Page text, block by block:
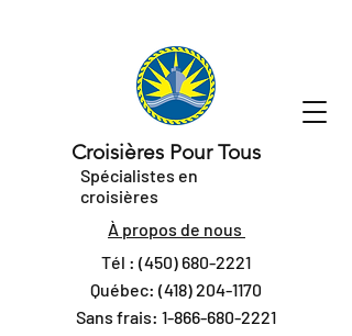
Croisières Pour Tous
Spécialistes en
croisières
À propos de nous
Tél : (450) 680-2221
Québec: (418) 204-1170
Sans frais: 1-866-680-2221